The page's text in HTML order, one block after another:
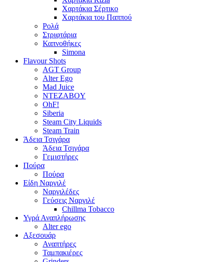
Χαρτάκια Σέρτικο
Χαρτάκια του Παππού
Ρολά
Στριφτάρια
Καπνοθήκες
Simona
Flavour Shots
AGT Group
Alter Ego
Mad Juice
NTEZABOY
OhF!
Siberia
Steam City Liquids
Steam Train
Άδεια Τσιγάρα
Άδεια Τσιγάρα
Γεμιστήρες
Πούρα
Πούρα
Είδη Ναργιλέ
Ναργιλέδες
Γεύσεις Ναργιλέ
Chillma Tobacco
Υγρά Αναπλήρωσης
Alter ego
Αξεσουάρ
Αναπτήρες
Ταμπακιέρες